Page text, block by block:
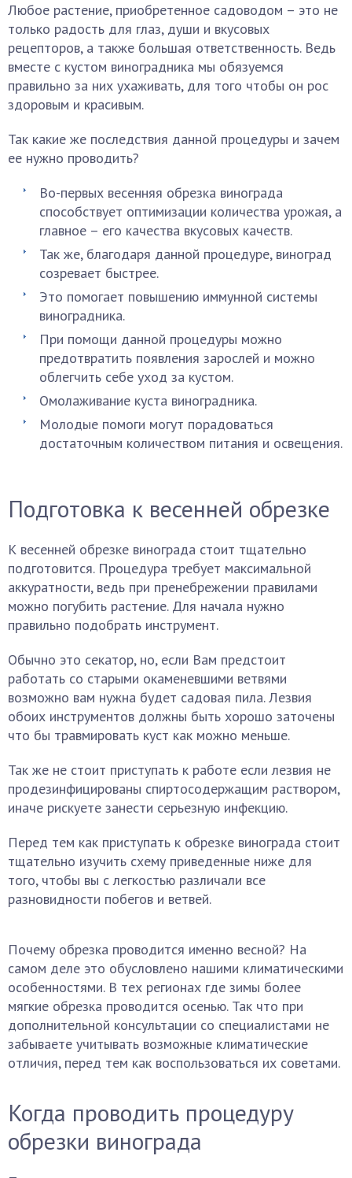
Любое растение, приобретенное садоводом – это не
только радость для глаз, души и вкусовых
рецепторов, а также большая ответственность. Ведь
вместе с кустом виноградника мы обязуемся
правильно за них ухаживать, для того чтобы он рос
здоровым и красивым.
Так какие же последствия данной процедуры и зачем
ее нужно проводить?
Во-первых весенняя обрезка винограда
способствует оптимизации количества урожая, а
главное – его качества вкусовых качеств.
Так же, благодаря данной процедуре, виноград
созревает быстрее.
Это помогает повышению иммунной системы
виноградника.
При помощи данной процедуры можно
предотвратить появления зарослей и можно
облегчить себе уход за кустом.
Омолаживание куста виноградника.
Молодые помоги могут порадоваться
достаточным количеством питания и освещения.
Подготовка к весенней обрезке
К весенней обрезке винограда стоит тщательно
подготовится. Процедура требует максимальной
аккуратности, ведь при пренебрежении правилами
можно погубить растение. Для начала нужно
правильно подобрать инструмент.
Обычно это секатор, но, если Вам предстоит
работать со старыми окаменевшими ветвями
возможно вам нужна будет садовая пила. Лезвия
обоих инструментов должны быть хорошо заточены
что бы травмировать куст как можно меньше.
Так же не стоит приступать к работе если лезвия не
продезинфицированы спиртосодержащим раствором,
иначе рискуете занести серьезную инфекцию.
Перед тем как приступать к обрезке винограда стоит
тщательно изучить схему приведенные ниже для
того, чтобы вы с легкостью различали все
разновидности побегов и ветвей.
Почему обрезка проводится именно весной? На
самом деле это обусловлено нашими климатическими
особенностями. В тех регионах где зимы более
мягкие обрезка проводится осенью. Так что при
дополнительной консультации со специалистами не
забываете учитывать возможные климатические
отличия, перед тем как воспользоваться их советами.
Когда проводить процедуру
обрезки винограда